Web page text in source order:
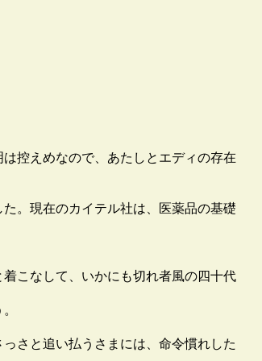
控えめなので、あたしとエディの存在
。現在のカイテル社は、医薬品の基礎
こなして、いかにも切れ者風の四十代
さと追い払うさまには、命令慣れした